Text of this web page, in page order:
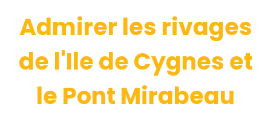
Admirer les rivages
de l'Ile de Cygnes et
le Pont Mirabeau